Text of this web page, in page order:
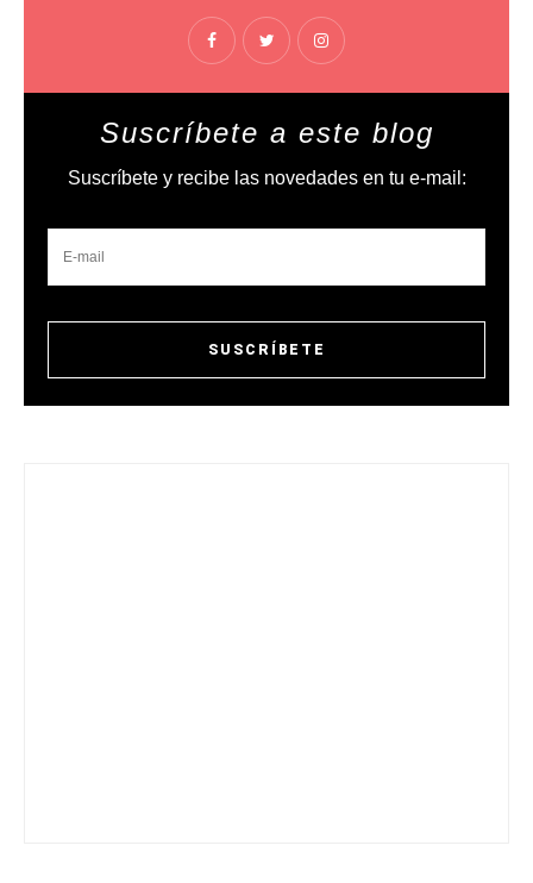
Suscríbete a este blog
Suscríbete y recibe las novedades en tu e-mail: